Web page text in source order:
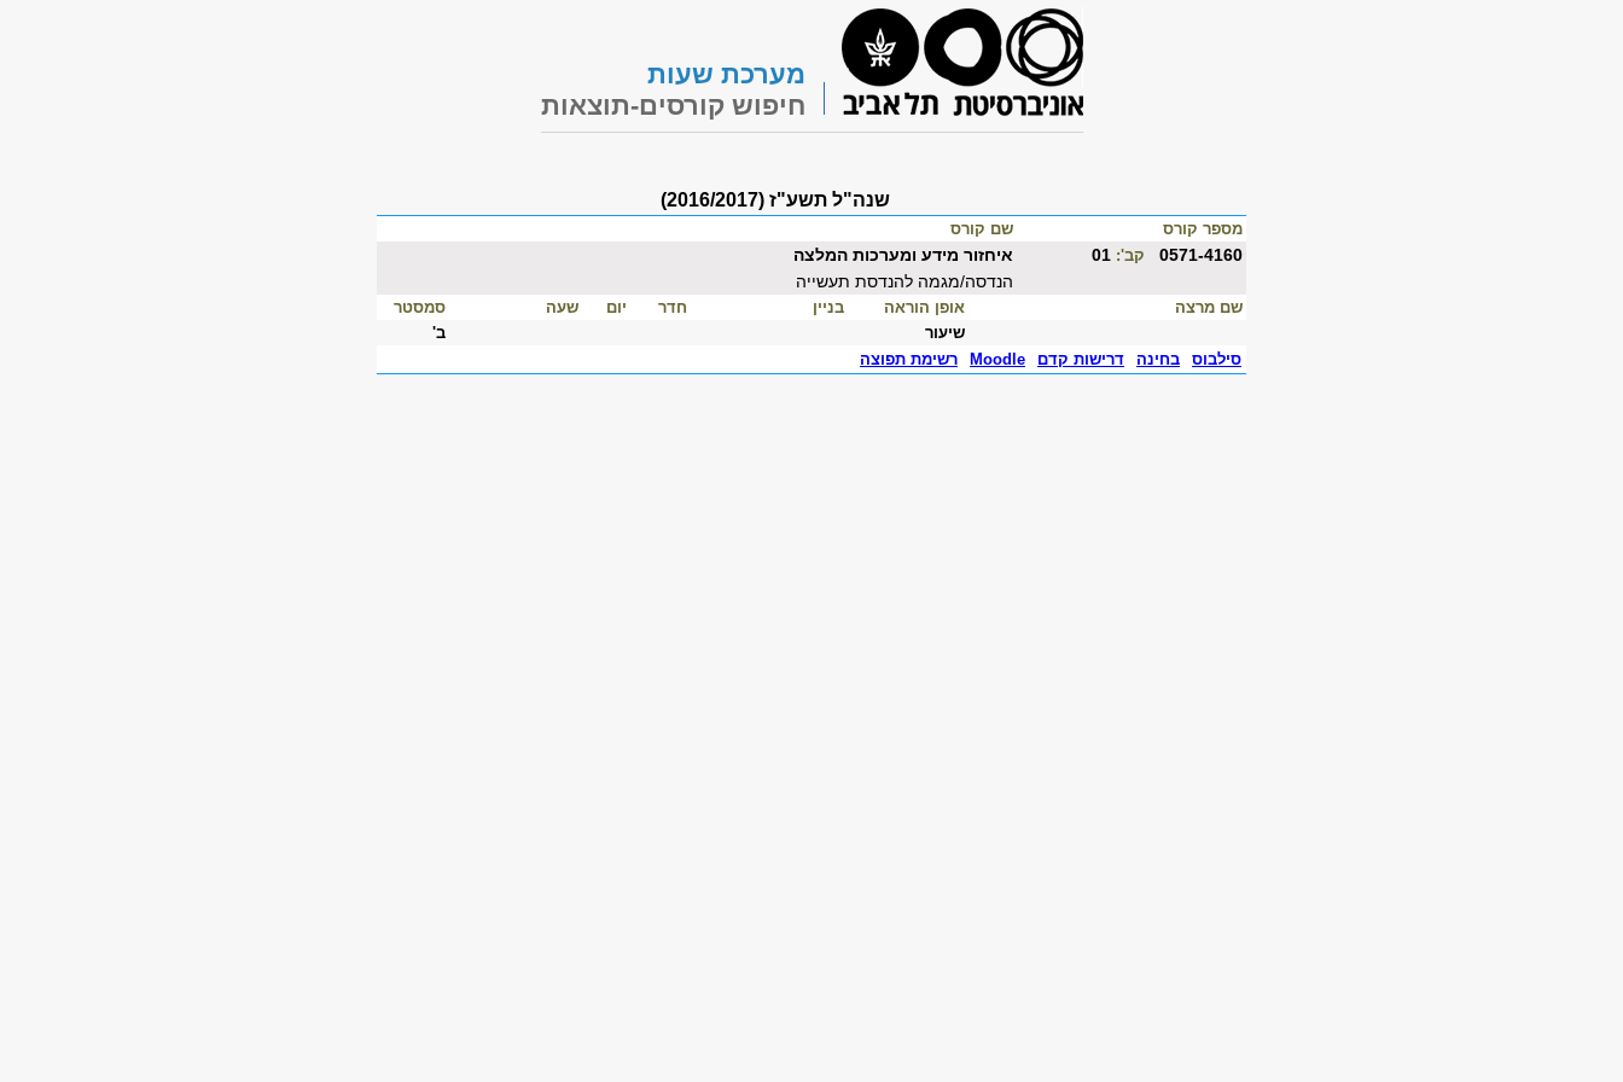
מערכת שעות
חיפוש קורסים-תוצאות
שנה"ל תשע"ז (2016/2017)
מספר קורס שם קורס
0571-4160 קב':
איחזור מידע ומערכות המלצה
הנדסה/מגמה להנדסת תעשייה
שם מרצה אופן הוראה בניין חדר יום שעה
סמסטר
שיעור
ב'
סילבוס
בחינה דרישות קדם Moodle רשימת תפוצה